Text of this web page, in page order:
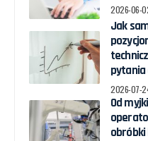
2026-06-
Jak
pytania
2026-07-
Od